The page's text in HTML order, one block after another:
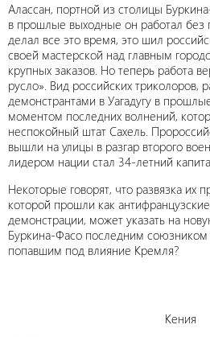
Алассан, портной из столицы
в прошлые выходные он работал без
делал все это время, это шил
своей мастерской над главным
крупных заказов. Но теперь работа
русло». Вид российских триколоров,
демонстрантами в Уагадугу в
моментом последних волнений,
неспокойный штат Сахель.
вышли на улицы в разгар второго
лидером нации стал 34-летний
Некоторые говорят, что развязка их
которой прошли как
демонстрации, может указать на
Буркина-Фасо последним
попавшим под влияние Кремля?
Кения